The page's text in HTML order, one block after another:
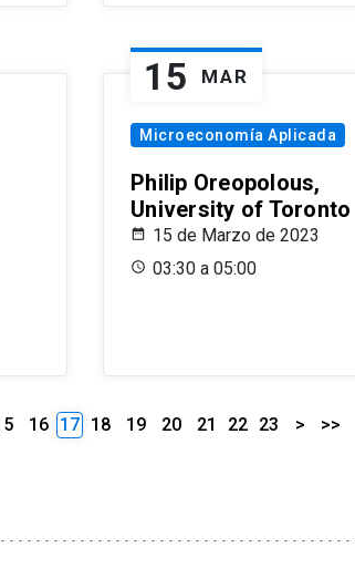
15 MAR
Microeconomía Aplicada
Philip Oreopolous,
University of Toronto
15 de Marzo de 2023
03:30 a 05:00
16 17 18 19 20 21 22 23 > >>